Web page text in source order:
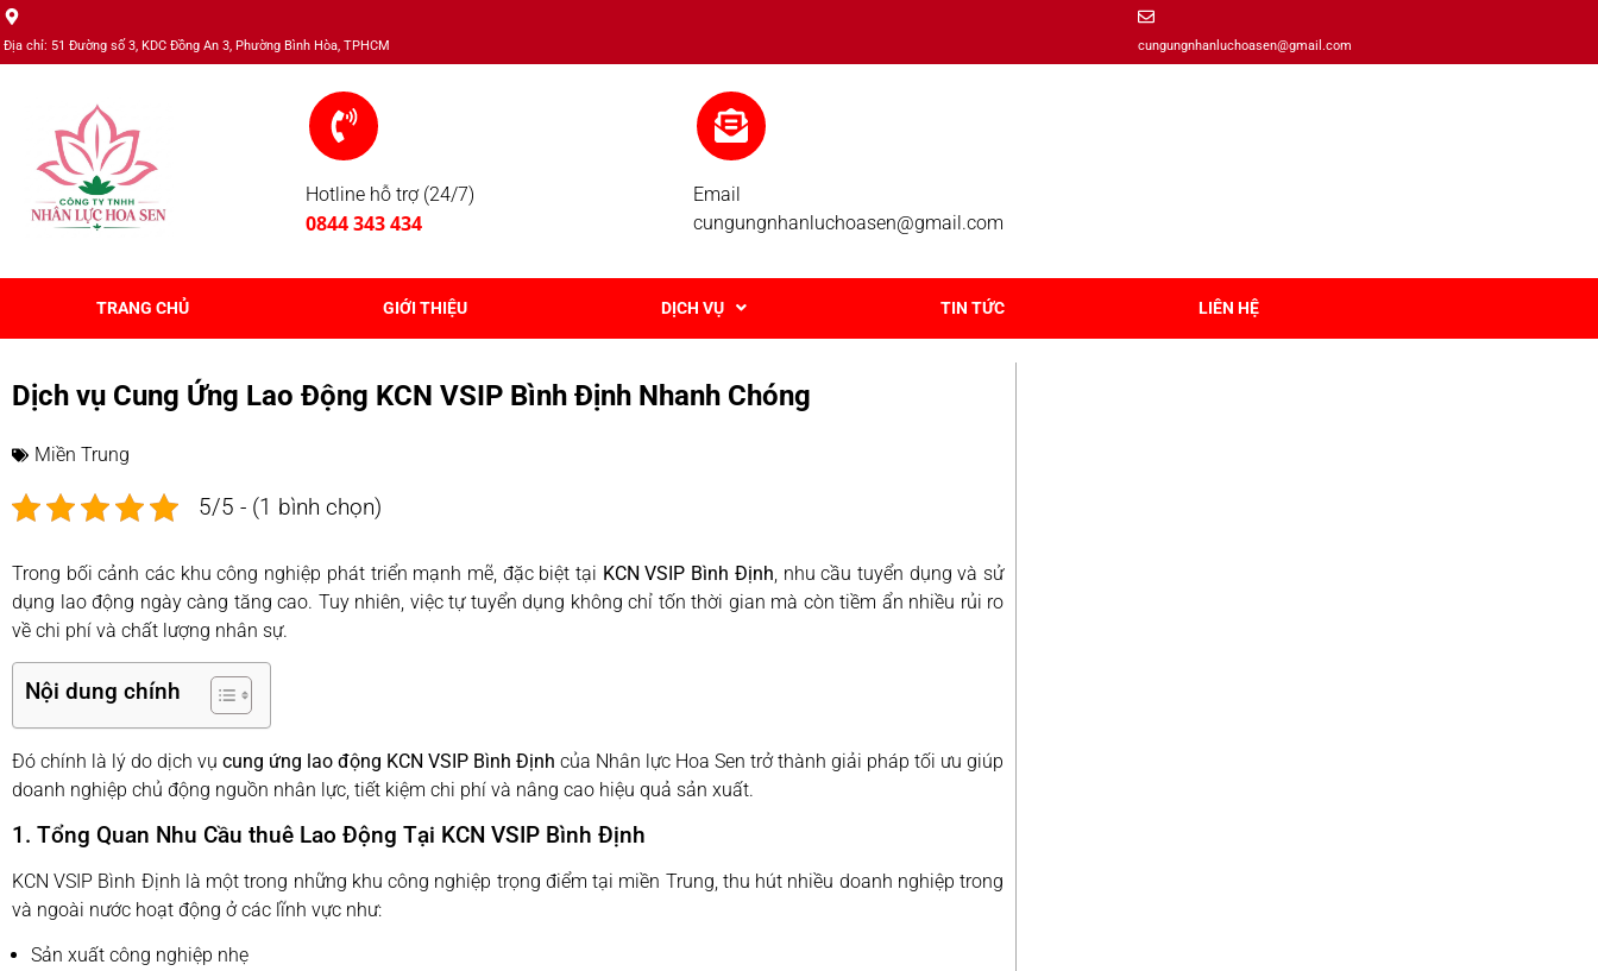
Địa chỉ: 51 Đường số 3, KDC Đồng An 3, Phường Bình Hòa, TPHCM cungungnhanluchoasen@gmail.com
Hotline hỗ trợ (24/7)
0844 343 434
Email
cungungnhanluchoasen@gmail.com
TRANG CHỦ GIỚI THIỆU DỊCH VỤ TIN TỨC LIÊN HỆ
Dịch vụ Cung Ứng Lao Động KCN VSIP Bình Định Nhanh Chóng
Miền Trung
5/5 - (1 bình chọn)
Trong bối cảnh các khu công nghiệp phát triển mạnh mẽ, đặc biệt tại KCN VSIP Bình Định, nhu cầu tuyển dụng và sử
dụng lao động ngày càng tăng cao. Tuy nhiên, việc tự tuyển dụng không chỉ tốn thời gian mà còn tiềm ẩn nhiều rủi ro
về chi phí và chất lượng nhân sự.
Nội dung chính
Đó chính là lý do dịch vụ cung ứng lao động KCN VSIP Bình Định của Nhân lực Hoa Sen trở thành giải pháp tối ưu giúp
doanh nghiệp chủ động nguồn nhân lực, tiết kiệm chi phí và nâng cao hiệu quả sản xuất.
1. Tổng Quan Nhu Cầu thuê Lao Động Tại KCN VSIP Bình Định
KCN VSIP Bình Định là một trong những khu công nghiệp trọng điểm tại miền Trung, thu hút nhiều doanh nghiệp trong
và ngoài nước hoạt động ở các lĩnh vực như:
Sản xuất công nghiệp nhẹ